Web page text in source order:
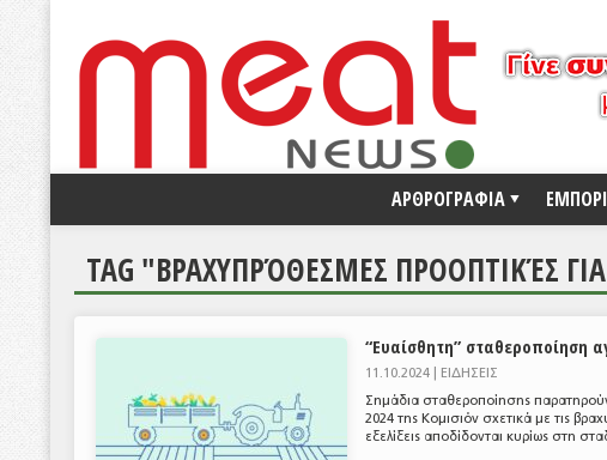
ΑΡΘΡΟΓΡΑΦΙΑ
TAG "ΒΡΑΧΥΠΡΌΘΕΣΜΕΣ ΠΡΟΟΠΤΙΚΈΣ
“Ευαίσθητη” σταθεροποίηση
11.10.2024 | ΕΙΔΗΣΕΙΣ
Σημάδια σταθεροποίησης
2024 της Κομισιόν σχετικά με τις
εξελίξεις αποδίδονται κυρίως στη